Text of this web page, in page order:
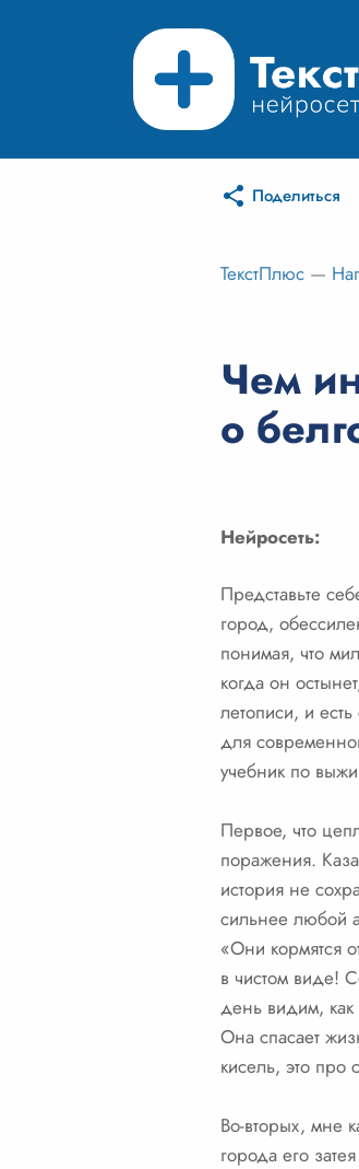
Поделиться
ТекстПлюс —
Чем
о
Нейросеть:
Представьте
город,
понимая, что
когда он
летописи, и
для
учебник по
Первое, что
поражения.
история не
сильнее любой
«Они кормятся
в чистом виде!
день видим,
Она спасает
кисель, это про
Во-вторых, мне
города его